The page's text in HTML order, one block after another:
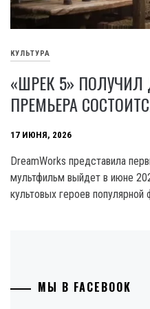
КУЛЬТУРА
«ШРЕК 5»
ПРЕМЬЕРА
17 ИЮНЯ, 2026
DreamWorks представила
мультфильм выйдет в июне
культовых героев популярной
МЫ В FACEBOOK